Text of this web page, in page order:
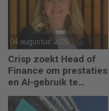
04 augustus 2026
Crisp zoekt Head of
Finance om prestaties
en AI-gebruik te
versnellen